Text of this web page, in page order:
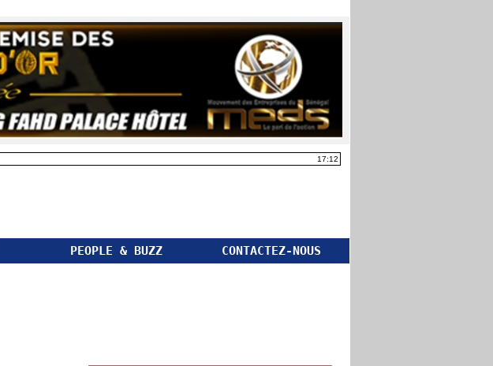
17:12
PEOPLE & BUZZ CONTACTEZ-NOUS